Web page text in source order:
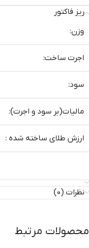
ریز فاکتور
وزن:
اجرت ساخت:
سود:
مالیات(بر سود و اجرت):
ارزش طلای ساخته شده :
نظرات (0)
محصولات مرتبط